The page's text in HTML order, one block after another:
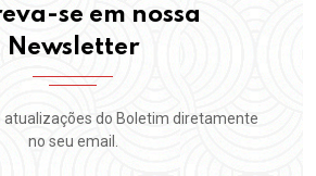
se em nossa
Newsletter
atualizações do Boletim diretamente
no seu email.